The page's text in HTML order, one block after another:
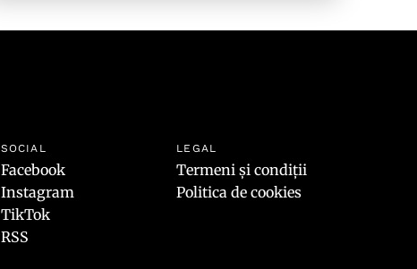
SOCIAL
Facebook
Instagram
TikTok
RSS
LEGAL
Termeni și condiții
Politica de cookies